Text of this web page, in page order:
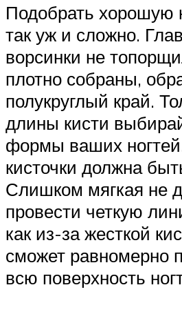
Подобрать хорошую
так уж и сложно.
ворсинки не
плотно собраны,
полукруглый край.
длины кисти
формы ваших
кисточки должна
Слишком мягкая не
провести четкую
как из-за жесткой
сможет равномерно
всю поверхность